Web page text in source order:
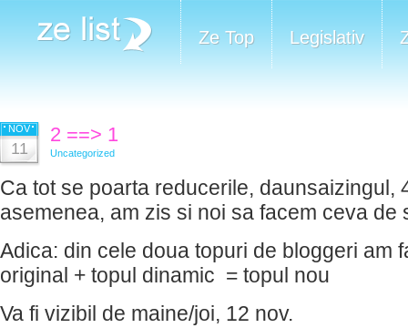
Ze Top Legislativ
NOV
11
2 ==> 1
Uncategorized
Ca tot se poarta reducerile, daunsaizingul,
asemenea, am zis si noi sa facem ceva de
Adica: din cele doua topuri de bloggeri am
original + topul dinamic = topul nou
Va fi vizibil de maine/joi, 12 nov.